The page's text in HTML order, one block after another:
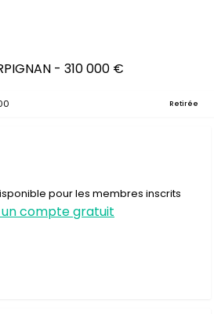
- 310 000 €
Retirée
pour les membres inscrits
compte gratuit